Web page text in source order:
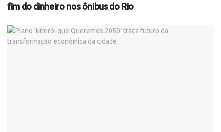
fim do dinheiro nos ônibus do Rio